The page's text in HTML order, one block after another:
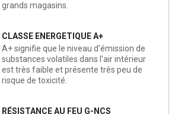
grands magasins.
CLASSE ENERGETIQUE A+
A+ signifie que le niveau d'émission de
substances volatiles dans l'air intérieur
est très faible et présente très peu de
risque de toxicité.
RÉSISTANCE AU FEU G-NCS